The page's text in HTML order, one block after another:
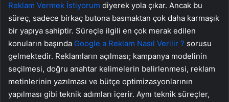
Reklam Vermek İstiyorum diyerek yola çıkar. Ancak bu
süreç, sadece birkaç butona basmaktan çok daha karmaşık
bir yapıya sahiptir. Süreçle ilgili en çok merak edilen
konuların başında Google a Reklam Nasıl Verilir ? sorusu
gelmektedir. Reklamların açılması; kampanya modelinin
seçilmesi, doğru anahtar kelimelerin belirlenmesi, reklam
metinlerinin yazılması ve bütçe optimizasyonlarının
yapılması gibi teknik adımları içerir. Aynı teknik süreçler,